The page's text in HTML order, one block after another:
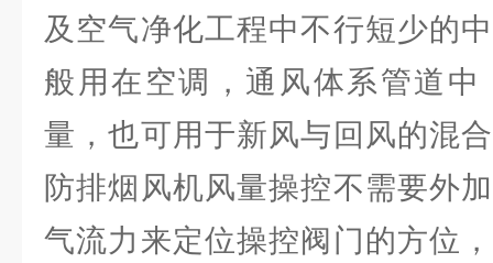
及空气净化工程中不行短少的
般用在空调，通风体系管道
量，也可用于新风与回风的混
防排烟风机风量操控不需要外
气流力来定位操控阀门的方位